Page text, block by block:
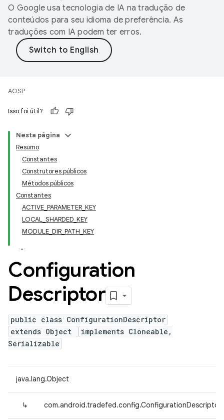
O Google usa tecnologia de IA na tradução de
conteúdos para seu idioma de preferência. As
traduções com IA podem ter erros.
AOSP
Isso foi útil?
Nesta página
Resumo
Constantes
Construtores públicos
Métodos públicos
Constantes
ACTIVE_PARAMETER_KEY
LOCAL_SHARDED_KEY
MODULE_DIR_PATH_KEY
Configuration
Descriptor
public class ConfigurationDescriptor
extends Object
implements Cloneable,
Serializable
java.lang.Object
↳ com.android.tradefed.config.ConfigurationDescriptor